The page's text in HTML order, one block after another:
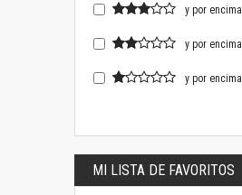
y por encima
y por encima
y por encima
MI LISTA DE FAVORITOS